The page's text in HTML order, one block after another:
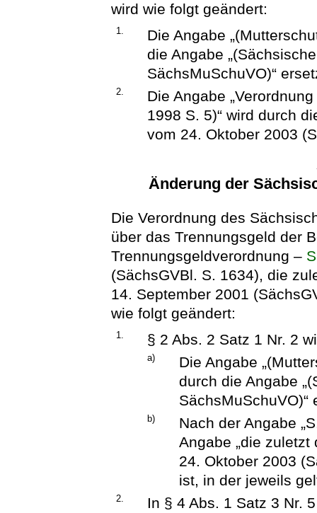
wird wie folgt geändert:
1.
Die Angabe
die Angabe
SächsMuSchuVO)“
2.
Die Angabe
1998 S. 5)“ wird durch
vom 24. Oktober 2003
Änderung der
Die Verordnung des
über das Trennungsgeld der
Trennungsgeldverordnung –
(SächsGVBl. S. 1634), die
14. September 2001
wie folgt geändert:
1. § 2 Abs. 2 Satz 1 Nr. 2
a)
Die Angabe
durch die Angabe
SächsMuSchuVO)“
b)
Nach der Angabe
Angabe „die
24. Oktober 2003
ist, in der jeweils
2.
In § 4 Abs. 1 Satz 3 Nr.